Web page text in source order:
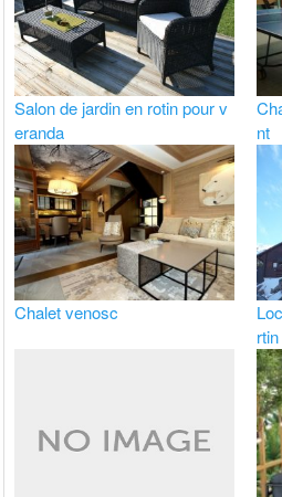
Salon de jardin en rotin pour v
eranda
nt
Chalet venosc
rtin